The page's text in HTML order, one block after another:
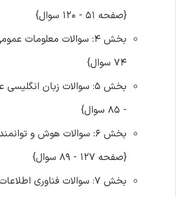
{صفحه 51 - 120 سوال}
74 سوال}
- 85 سوال}
بخش 6: سوالات هوش و
{صفحه 127 - 89 سوال}